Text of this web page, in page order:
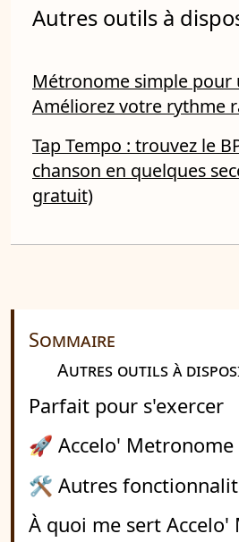
Autres outils à
Métronome simple pour
Améliorez votre rythme
Tap Tempo : trouvez le
chanson en quelques
gratuit)
Sommaire
Autres outils à
Parfait pour s'exercer
🚀 Accelo' Metronome
🛠 Autres
À quoi me sert